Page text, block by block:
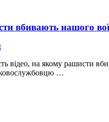
вбивають нашого
відео, на якому рашисти
…